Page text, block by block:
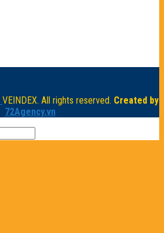
VEINDEX. All rights reserved. Created by
72Agency.vn